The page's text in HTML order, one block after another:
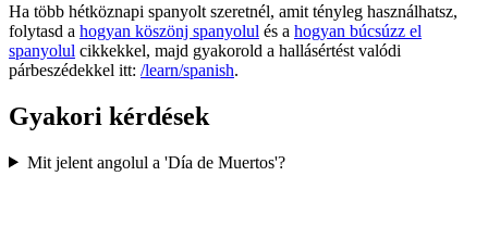
Ha több hétköznapi spanyolt szeretnél, amit tényleg használhatsz,
folytasd a hogyan köszönj spanyolul és a hogyan búcsúzz el
spanyolul cikkekkel, majd gyakorold a hallásértést valódi
párbeszédekkel itt: /learn/spanish.
Gyakori kérdések
Mit jelent angolul a 'Día de Muertos'?